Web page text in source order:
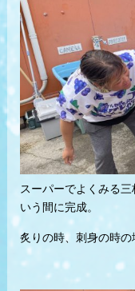
スーパーでよくみる
いう間に完成。
炙りの時、刺身の時の